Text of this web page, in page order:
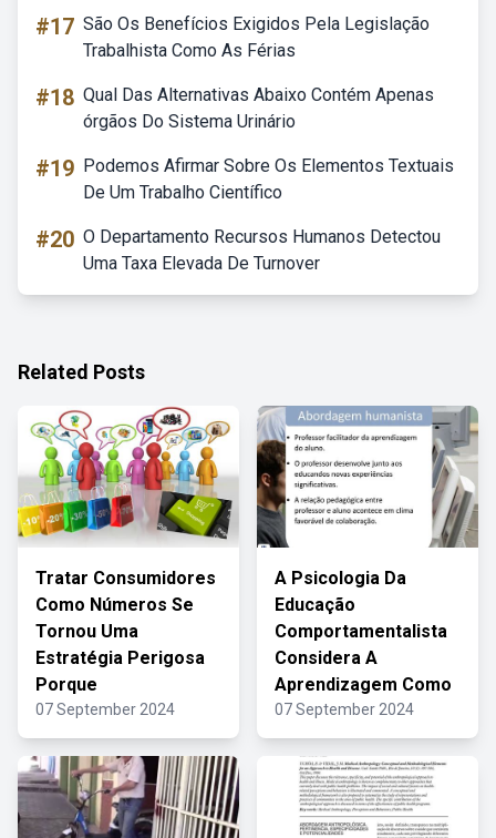
#17 São Os Benefícios Exigidos Pela Legislação
Trabalhista Como As Férias
#18 Qual Das Alternativas Abaixo Contém Apenas
órgãos Do Sistema Urinário
#19 Podemos Afirmar Sobre Os Elementos Textuais
De Um Trabalho Científico
#20 O Departamento Recursos Humanos Detectou
Uma Taxa Elevada De Turnover
Related Posts
Tratar Consumidores
Como Números Se
Tornou Uma
Estratégia Perigosa
Porque
07 September 2024
A Psicologia Da
Educação
Comportamentalista
Considera A
Aprendizagem Como
07 September 2024